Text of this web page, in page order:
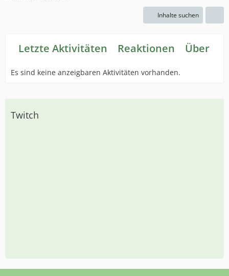
Inhalte suchen
Letzte Aktivitäten Reaktionen Über
Es sind keine anzeigbaren Aktivitäten vorhanden.
Twitch